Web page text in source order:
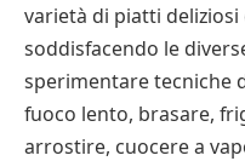
varietà di piatti
soddisfacendo le
sperimentare tecniche
fuoco lento, brasare,
arrostire, cuocere a